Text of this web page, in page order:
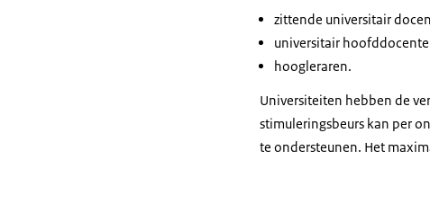
zittende universitair
universitair
hoogleraren.
Universiteiten hebben de
stimuleringsbeurs kan per
te ondersteunen. Het